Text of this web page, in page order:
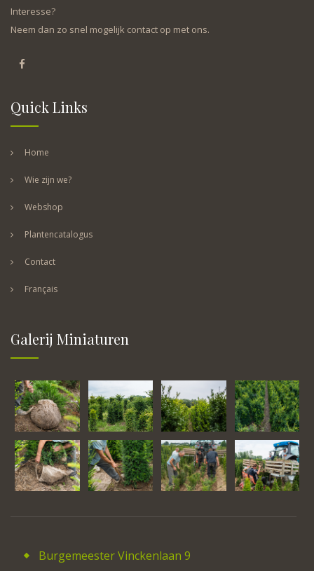
Interesse?
Neem dan zo snel mogelijk contact op met ons.
Quick Links
Home
Wie zijn we?
Webshop
Plantencatalogus
Contact
Français
Galerij Miniaturen
Burgemeester Vinckenlaan 9